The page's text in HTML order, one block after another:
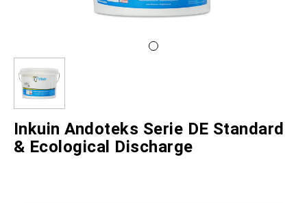
Inkuin Andoteks Serie DE Standard
& Ecological Discharge